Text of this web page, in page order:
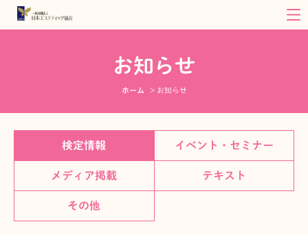
お知らせ
ホーム お知らせ
検定情報 イベント・セミナー
メディア掲載 テキスト
その他